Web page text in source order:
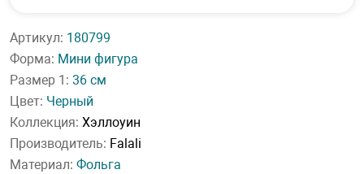
Артикул: 180799
Форма: Мини фигура
Размер 1: 36 см
Цвет: Черный
Коллекция: Хэллоуин
Производитель: Falali
Материал: Фольга